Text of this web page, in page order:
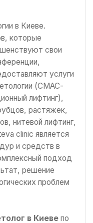
в Киеве.
которые
свои
услуги
(СМАС-
лифтинг),
растяжек,
нитевой лифтинг,
clinic является
и средств в
подход
решение
проблем
в Киеве по